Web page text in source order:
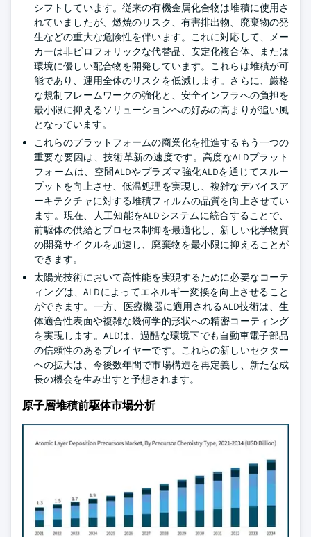
シフトしています。従来の有機金属化合物は堆積に使用さ
れていましたが、燃焼のリスク、有害排出物、廃棄物の発
生などの重大な危険性を伴います。これに対応して、メー
カーは非ピロフォリックな代替品、安定化複合体、または
環境に優しい配合物を開発しています。これらは堆積が可
能であり、運用全体のリスクを低減します。さらに、厳格
な規制フレームワークの強化と、安全インフラへの負担を
最小限に抑えるソリューションへの好みの高まりが追い風
となっています。
これらのプラットフォームの商業化を推進するもう一つの
重要な要因は、技術革新の速度です。高度なALDプラット
フォームは、空間ALDやプラズマ強化ALDを通じてスルー
プットを向上させ、低温処理を実現し、複雑なデバイスア
ーキテクチャに対する堆積フィルムの品質を向上させてい
ます。現在、人工知能をALDシステムに統合することで、
前駆体の供給とプロセス制御を最適化し、新しい化学物質
の開発サイクルを加速し、廃棄物を最小限に抑えることが
できます。
太陽光技術において高性能を実現するために必要なコーテ
ィングは、ALDによってエネルギー変換を向上させること
ができます。一方、医療機器に適用されるALD技術は、生
体適合性表面や複雑な幾何学的形状への精密コーティング
を実現します。ALDは、過酷な環境下でも自動車電子部品
の信頼性のあるプレイヤーです。これらの新しいセクター
への拡大は、今後数年間で市場構造を再定義し、新たな成
長の機会を生み出すと予想されます。
原子層堆積前駆体市場分析